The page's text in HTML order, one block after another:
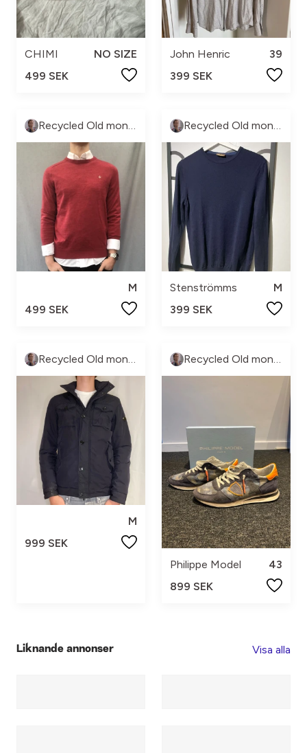
CHIMI
NO SIZE
499 SEK
John Henric
39
399 SEK
Recycled Old money
M
499 SEK
Recycled Old money
Stenströmms
M
399 SEK
Recycled Old money
M
999 SEK
Recycled Old money
Philippe Model
43
899 SEK
Liknande annonser Visa alla